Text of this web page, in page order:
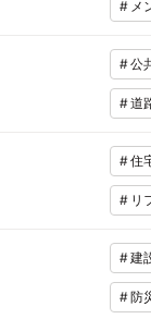
# メ
#公
#道
#住
# リ
#建
#防